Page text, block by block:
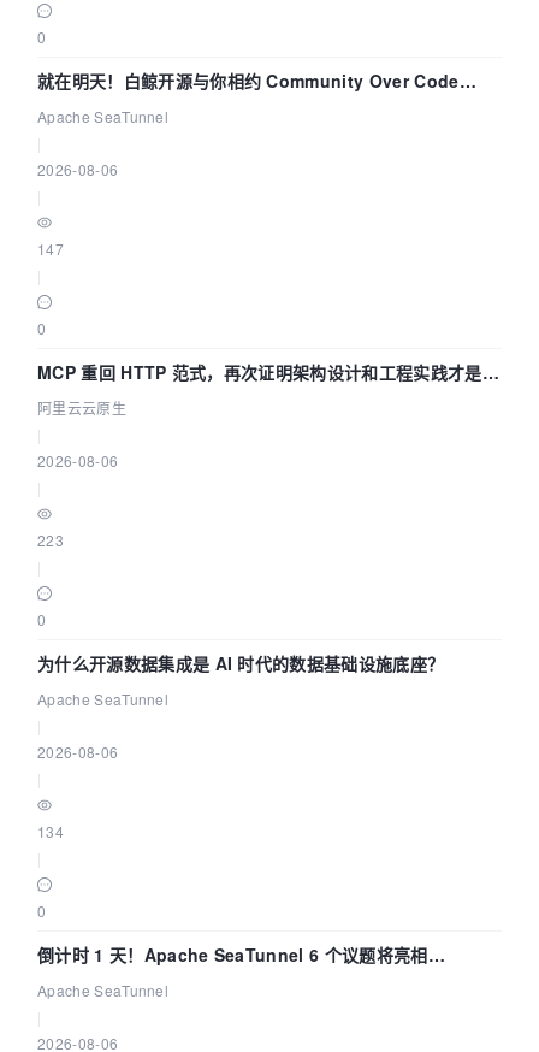
0
就在明天！白鲸开源与你相约 Community Over Code
Asia 2026 主题演讲！
Apache SeaTunnel
2026-08-06
147
0
MCP 重回 HTTP 范式，再次证明架构设计和工程实践才是稀
缺资源
阿里云云原生
2026-08-06
223
0
为什么开源数据集成是 AI 时代的数据基础设施底座？
Apache SeaTunnel
2026-08-06
134
0
倒计时 1 天！Apache SeaTunnel 6 个议题将亮相
Community Over Code Asia 2026
Apache SeaTunnel
2026-08-06